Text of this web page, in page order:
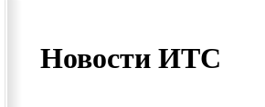
Новости ИТС